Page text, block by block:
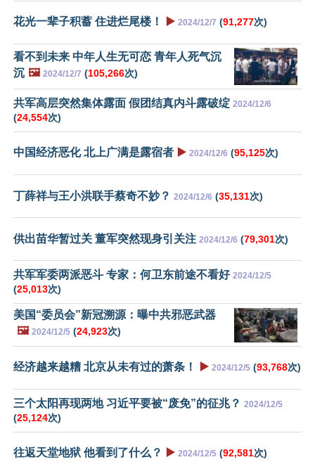
花光一辈子积蓄 住进烂尾楼！ ▶️ 2024/12/7 (91,277次)
看不到未来 中年人生无可恋 青年人死气沉
沉 🖼️ 2024/12/7 (105,266次)
共军高层突然集体露面 假团结真内斗露破绽 2024/12/6
(24,554次)
中国经济恶化 北上广满是露宿者 ▶️ 2024/12/6 (95,125次)
丁薛祥与王小洪联手蔡奇不妙？ 2024/12/6 (35,131次)
供出苗华暂过关 董军突然现身引关注 2024/12/6 (79,301次)
共军军委两派恶斗 专家：何卫东前途不看好 2024/12/5
(25,013次)
美国“委员会”新冠溯源：曝中共邪恶武器
🖼️ 2024/12/5 (24,923次)
经济越来越糟 北京从未有过的萧条！ ▶️ 2024/12/5 (93,768次)
三个太阳再现两地 习近平要被“废免”的征兆？ 2024/12/5
(25,124次)
往返天堂地狱 他看到了什么？ ▶️ 2024/12/5 (92,581次)